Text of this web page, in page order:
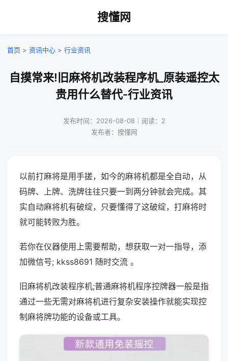
搜懂网
首页 > 资讯中心 > 行业资讯
自摸常来!旧麻将机改装程序机_原装遥控太
贵用什么替代-行业资讯
发布时间：2026-08-08｜阅读：2
发布者：搜懂网
以前打麻将是用手搓，如今的麻将机都是全自动，从
码牌、上牌、洗牌往往只要一到两分钟就会完成。其
实自动麻将机有破绽，只要懂得了这破绽，打麻将时
就可能转败为胜。
若你在仪器使用上需要帮助，想获取一对一指导，添
加微信号; kkss8691 随时交流 。
旧麻将机改装程序机;普通麻将机程序控牌器一般是指
通过一些无需对麻将机进行复杂安装操作就能实现控
制麻将牌功能的设备或工具。